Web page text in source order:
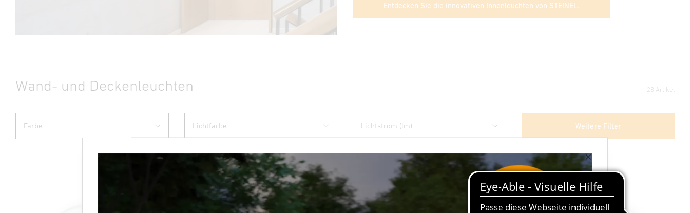
×
Entdecken Sie die innovativen Innenleuchten von STEINEL.
Wand- und Deckenleuchten 28 Artikel
Weitere Filter
Farbe Lichtfarbe Lichtstrom (lm)